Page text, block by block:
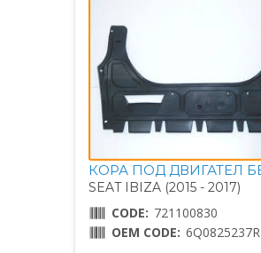
КОРА ПОД ДВИГАТЕЛ
SEAT IBIZA (2015 - 2017)
CODE: 721100830
OEM CODE: 6Q0825237R